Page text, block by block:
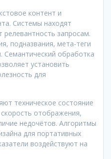
контент и
Системы находят
запросам.
подназвания, мета-теги
Семантический обработка
установить
для
техническое состояние
отображения,
недочётов. Алгоритмы
для портативных
воздействуют на